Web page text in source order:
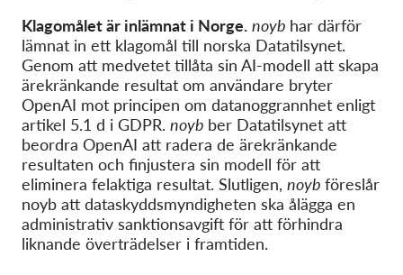
Klagomålet är inlämnat i Norge. noyb har därför
lämnat in ett klagomål till norska Datatilsynet.
Genom att medvetet tillåta sin AI-modell att skapa
ärekränkande resultat om användare bryter
OpenAI mot principen om datanoggrannhet enligt
artikel 5.1 d i GDPR. noyb ber Datatilsynet att
beordra OpenAI att radera de ärekränkande
resultaten och finjustera sin modell för att
eliminera felaktiga resultat. Slutligen, noyb föreslår
noyb att dataskyddsmyndigheten ska ålägga en
administrativ sanktionsavgift för att förhindra
liknande överträdelser i framtiden.